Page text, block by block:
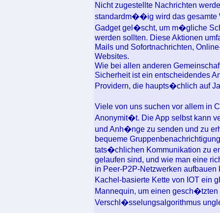
Nicht zugestellte Nachrichten
standardm��ig wird das gesamte
Gadget gel�scht, um m�gliche
werden sollten. Diese Aktionen
Mails und Sofortnachrichten,
Websites.
Wie bei allen anderen
Sicherheit ist ein entscheidendes
Providern, die haupts�chlich auf
Viele von uns suchen vor allem in
Anonymit�t. Die App selbst kann
und Anh�nge zu senden und zu
bequeme
tats�chlichen Kommunikation zu
gelaufen sind, und wie man eine
in Peer-P2P-Netzwerken
Kachel-basierte Kette von IOT ein
Mannequin, um einen
Verschl�sselungsalgorithmus